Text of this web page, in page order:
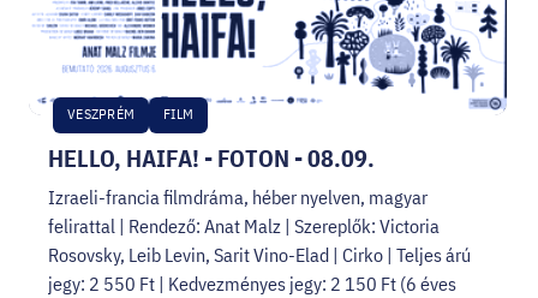
HELLO, HAIFA! - FOTON - 08.09.
VESZPRÉM FILM
Izraeli-francia filmdráma, héber nyelven, magyar
felirattal | Rendező: Anat Malz | Szereplők: Victoria
Rosovsky, Leib Levin, Sarit Vino-Elad | Cirko | Teljes árú
jegy: 2 550 Ft | Kedvezményes jegy: 2 150 Ft (6 éves